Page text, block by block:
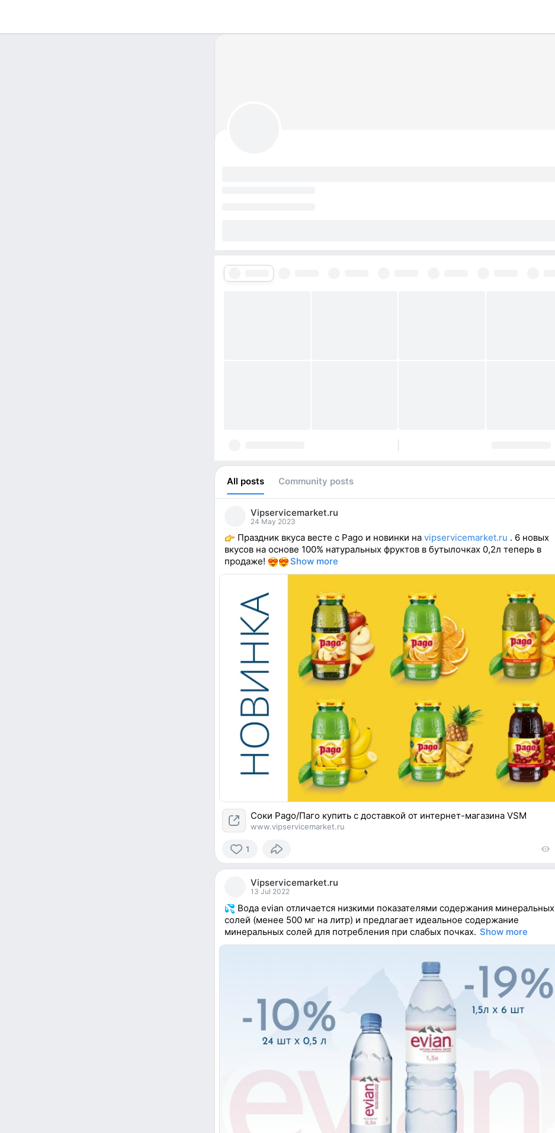
All posts Community posts
Vipservicemarket.ru
24 May 2023
Праздник вкуса весте с Pago и новинки на vipservicemarket.ru . 6 новых
вкусов на основе 100% натуральных фруктов в бутылочках 0,2л теперь в
продаже!
Show more
Соки Pago/Паго купить с доставкой от интернет-магазина VSM
www.vipservicemarket.ru
1
1
reactedVipservicemarket.ru
13 Jul 2022
Вода evian отличается низкими показателями содержания минеральных
солей (менее 500 мг на литр) и предлагает идеальное содержание
минеральных солей для потребления при слабых почках. Show more